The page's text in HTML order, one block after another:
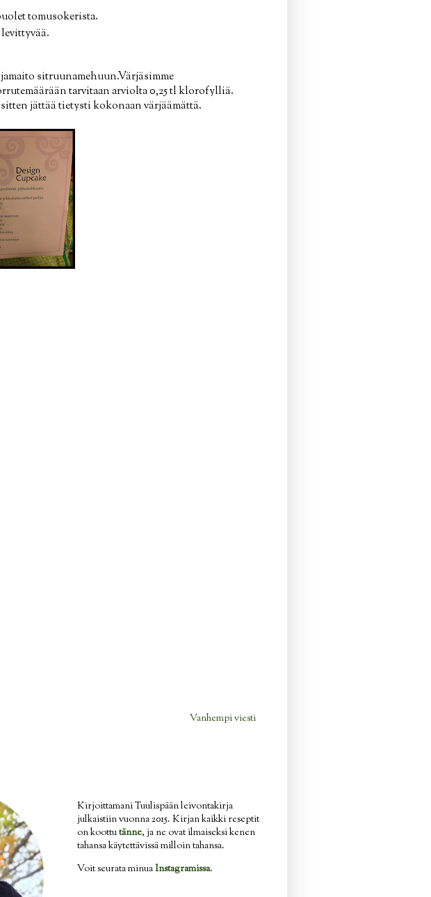
tomusokerista.
sitruunamehuun.Värjäsimme
tarvitaan arviolta 0,25 tl klorofylliä.
jättää tietysti kokonaan värjäämättä.
Vanhempi viesti
Kirjoittamani Tuulispään leivontakirja
julkaistiin vuonna 2015. Kirjan kaikki reseptit
on koottutänne, ja ne ovat ilmaiseksi kenen
tahansa käytettävissä milloin tahansa.
Voit seurata minuaInstagramissa.